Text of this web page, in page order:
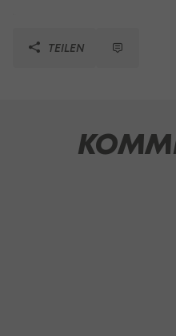
TEILEN